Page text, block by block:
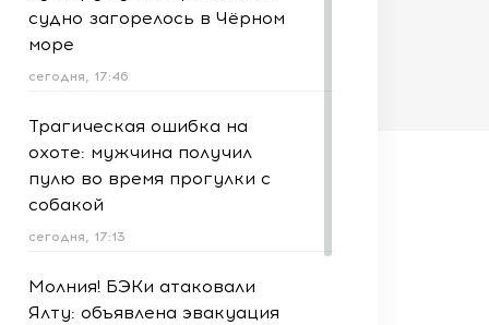
судно загорелось в Чёрном
море
сегодня, 17:46
Трагическая ошибка на
охоте: мужчина получил
пулю во время прогулки с
собакой
сегодня, 17:13
Молния! БЭКи атаковали
Ялту: объявлена эвакуация